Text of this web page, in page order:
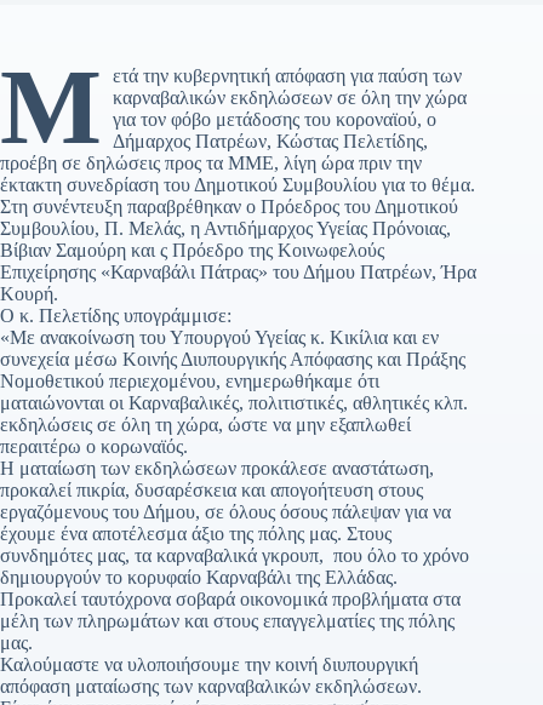
Μ
ετά την κυβερνητική απόφαση για παύση των
καρναβαλικών εκδηλώσεων σε όλη την χώρα
για τον φόβο μετάδοσης του κοροναϊού, ο
Δήμαρχος Πατρέων, Κώστας Πελετίδης,
προέβη σε δηλώσεις προς τα ΜΜΕ, λίγη ώρα πριν την
έκτακτη συνεδρίαση του Δημοτικού Συμβουλίου για το θέμα.
Στη συνέντευξη παραβρέθηκαν ο Πρόεδρος του Δημοτικού
Συμβουλίου, Π. Μελάς, η Αντιδήμαρχος Υγείας Πρόνοιας,
Βίβιαν Σαμούρη και ς Πρόεδρο της Κοινωφελούς
Επιχείρησης «Καρναβάλι Πάτρας» του Δήμου Πατρέων, Ήρα
Κουρή.
Ο κ. Πελετίδης υπογράμμισε:
«Με ανακοίνωση του Υπουργού Υγείας κ. Κικίλια και εν
συνεχεία μέσω Κοινής Διυπουργικής Απόφασης και Πράξης
Νομοθετικού περιεχομένου, ενημερωθήκαμε ότι
ματαιώνονται οι Καρναβαλικές, πολιτιστικές, αθλητικές κλπ.
εκδηλώσεις σε όλη τη χώρα, ώστε να μην εξαπλωθεί
περαιτέρω ο κορωναϊός.
Η ματαίωση των εκδηλώσεων προκάλεσε αναστάτωση,
προκαλεί πικρία, δυσαρέσκεια και απογοήτευση στους
εργαζόμενους του Δήμου, σε όλους όσους πάλεψαν για να
έχουμε ένα αποτέλεσμα άξιο της πόλης μας. Στους
συνδημότες μας, τα καρναβαλικά γκρουπ, που όλο το χρόνο
δημιουργούν το κορυφαίο Καρναβάλι της Ελλάδας.
Προκαλεί ταυτόχρονα σοβαρά οικονομικά προβλήματα στα
μέλη των πληρωμάτων και στους επαγγελματίες της πόλης
μας.
Καλούμαστε να υλοποιήσουμε την κοινή διυπουργική
απόφαση ματαίωσης των καρναβαλικών εκδηλώσεων.